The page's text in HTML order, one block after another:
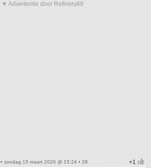
▼ Advertentie door Refinery89
• zondag 15 maart 2026 @ 15:24 • 28